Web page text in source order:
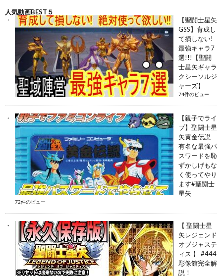
人気動画BEST５
【聖闘士星矢
GSS】育成し
て損しない!
最強キャラ7
選!!!【聖闘
士星矢ギャラ
クシーソルジ
ャーズ】
74件のビュー
【親子でライ
ブ】聖闘士星
矢黄金伝説
有名な最強パ
スワードを恥
ずかしげもな
く使ってやり
ます#聖闘士
星矢
72件のビュー
【 聖闘士星
矢レジェンド
オブジャステ
ィス 】 #444
彫像館完全解
説！